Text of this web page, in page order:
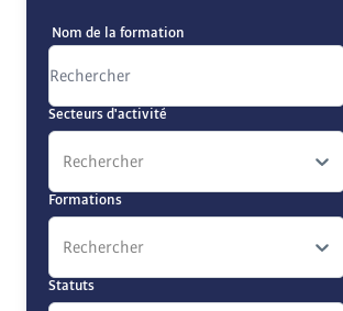
Nom de la formation
Secteurs d'activité
Rechercher
Formations
Rechercher
Statuts